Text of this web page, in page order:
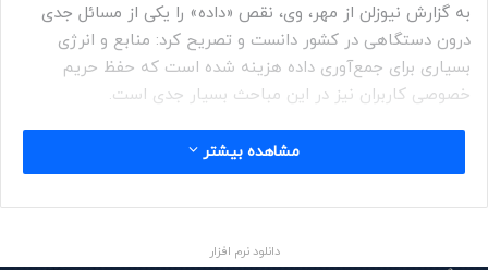
به گزارش نیوزلن از مهر، وی، نقص «داده» را یکی از مسائل جدی
درون دستگاهی در کشور دانست و تصریح کرد: منابع و انرژی
بسیاری برای جمع‌آوری داده هزینه شده است که حفظ حریم
خصوصی کاربران نیز در این مباحث بسیار جدی است.
هاشمی، تجربه موفق استارت‌آپ‌های بخش خصوصی را جمع‌آوری
«داده» و اتصال آن به بخش اقتصادی عنوان کرد و ادامه داد: اگر
در هر حوزه‌ای بتوانیم یک مدل اقتصادی را تعریف کنیم علاوه بر
مشاهده بیشتر
دانلود نرم افزار